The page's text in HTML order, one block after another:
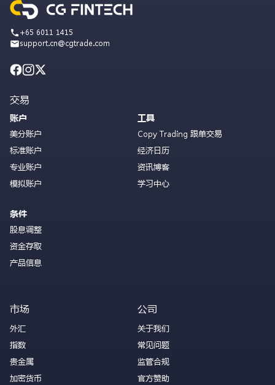
+65 6011 1415
support.cn@cgtrade.com
交易
账户
美分账户
标准账户
专业账户
模拟账户
条件
股息调整
资金存取
产品信息
工具
Copy Trading 跟单交易
经济日历
资讯博客
学习中心
市场
外汇
指数
贵金属
加密货币
公司
关于我们
常见问题
监管合规
官方赞助